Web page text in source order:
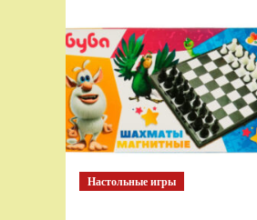
Настольные игры